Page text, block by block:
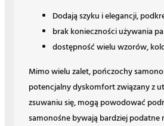
Dodają szyku i elegancji,
brak konieczności używania
dostępność wielu wzorów,
Mimo wielu zalet, pończochy
potencjalny dyskomfort związany z
zsuwaniu się, mogą powodować
samonośne bywają bardziej